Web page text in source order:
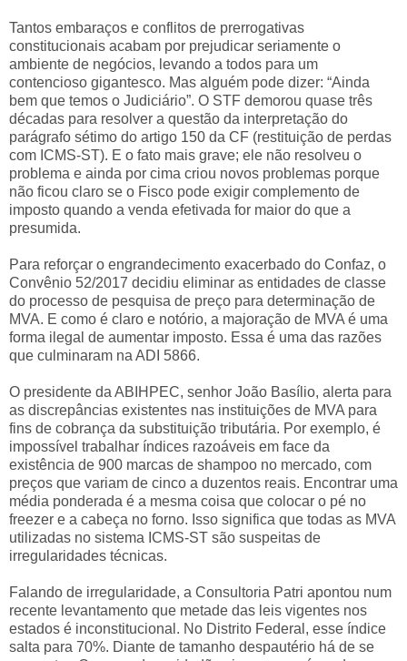
Tantos embaraços e conflitos de prerrogativas
constitucionais acabam por prejudicar seriamente o
ambiente de negócios, levando a todos para um
contencioso gigantesco. Mas alguém pode dizer: “Ainda
bem que temos o Judiciário”. O STF demorou quase três
décadas para resolver a questão da interpretação do
parágrafo sétimo do artigo 150 da CF (restituição de perdas
com ICMS-ST). E o fato mais grave; ele não resolveu o
problema e ainda por cima criou novos problemas porque
não ficou claro se o Fisco pode exigir complemento de
imposto quando a venda efetivada for maior do que a
presumida.
Para reforçar o engrandecimento exacerbado do Confaz, o
Convênio 52/2017 decidiu eliminar as entidades de classe
do processo de pesquisa de preço para determinação de
MVA. E como é claro e notório, a majoração de MVA é uma
forma ilegal de aumentar imposto. Essa é uma das razões
que culminaram na ADI 5866.
O presidente da ABIHPEC, senhor João Basílio, alerta para
as discrepâncias existentes nas instituições de MVA para
fins de cobrança da substituição tributária. Por exemplo, é
impossível trabalhar índices razoáveis em face da
existência de 900 marcas de shampoo no mercado, com
preços que variam de cinco a duzentos reais. Encontrar uma
média ponderada é a mesma coisa que colocar o pé no
freezer e a cabeça no forno. Isso significa que todas as MVA
utilizadas no sistema ICMS-ST são suspeitas de
irregularidades técnicas.
Falando de irregularidade, a Consultoria Patri apontou num
recente levantamento que metade das leis vigentes nos
estados é inconstitucional. No Distrito Federal, esse índice
salta para 70%. Diante de tamanho despautério há de se